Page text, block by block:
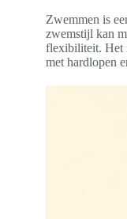
Zwemmen is
zwemstijl kan
flexibiliteit. Het
met hardlopen